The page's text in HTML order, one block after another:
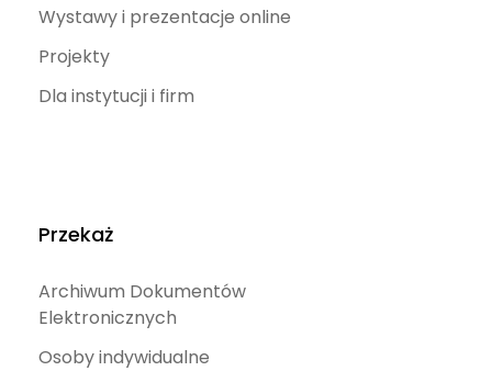
Wystawy i prezentacje online
Projekty
Dla instytucji i firm
Przekaż
Archiwum Dokumentów
Elektronicznych
Osoby indywidualne